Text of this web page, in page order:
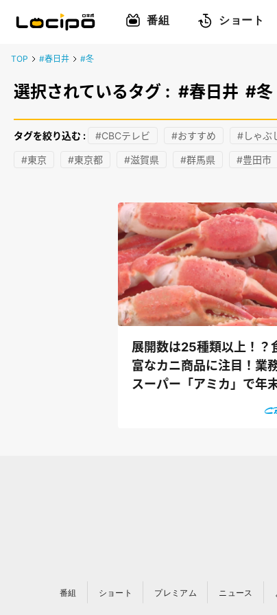
番組 ショート
TOP #春日井 #冬
選択されているタグ : #春日井 #冬
タグを絞り込む : #CBCテレビ #おすすめ #しゃぶ
#東京 #東京都 #滋賀県 #群馬県 #豊田市
展開数は25種類以上！？
富なカニ商品に注目！業
スーパー「アミカ」で年
番組 ショート プレミアム ニュース